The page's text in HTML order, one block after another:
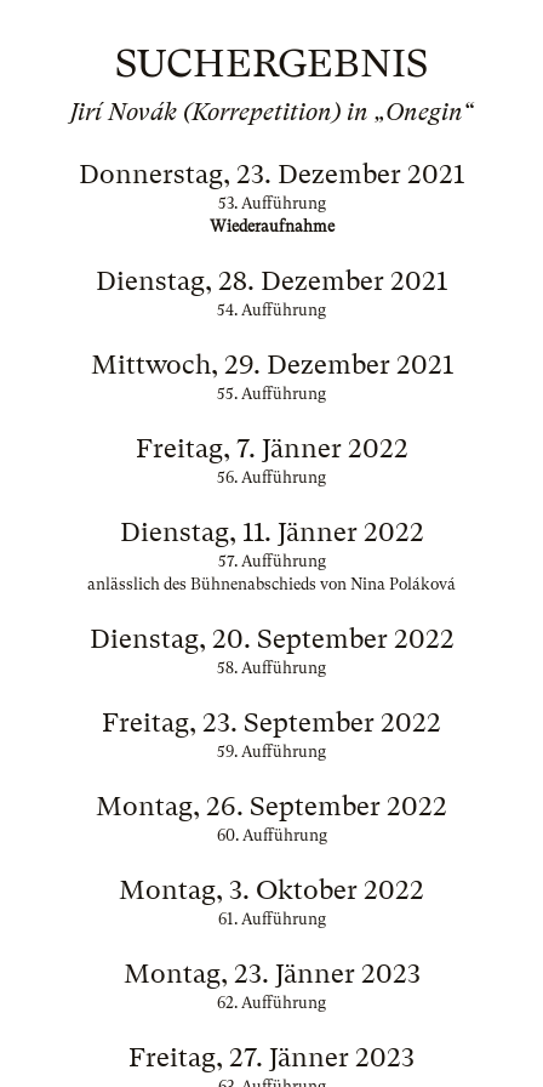
SUCHERGEBNIS
Jirí Novák (Korrepetition) in „Onegin“
Donnerstag, 23. Dezember 2021
53. Aufführung
Wiederaufnahme
Dienstag, 28. Dezember 2021
54. Aufführung
Mittwoch, 29. Dezember 2021
55. Aufführung
Freitag, 7. Jänner 2022
56. Aufführung
Dienstag, 11. Jänner 2022
57. Aufführung
anlässlich des Bühnenabschieds von Nina Poláková
Dienstag, 20. September 2022
58. Aufführung
Freitag, 23. September 2022
59. Aufführung
Montag, 26. September 2022
60. Aufführung
Montag, 3. Oktober 2022
61. Aufführung
Montag, 23. Jänner 2023
62. Aufführung
Freitag, 27. Jänner 2023